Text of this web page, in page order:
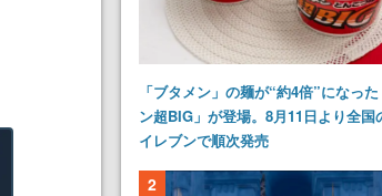
「ブタメン」の麺が“約4倍”になっ
ン超BIG」が登場。8月11日より全国
イレブンで順次発売
2